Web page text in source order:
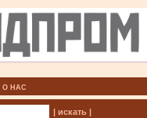
О НАС
| искать |